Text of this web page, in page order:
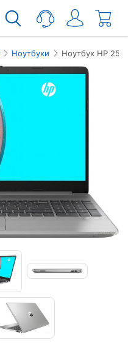
Ноутбуки Ноутбук HP 250